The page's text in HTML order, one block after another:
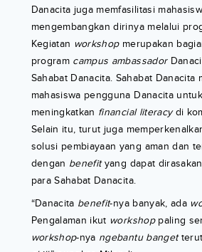
Danacita juga memfasilitasi
mengembangkan dirinya melalui
Kegiatan workshop merupakan
program campus ambassador
Sahabat Danacita. Sahabat Danacita
mahasiswa pengguna Danacita
meningkatkan financial literacydi
Selain itu, turut juga
solusi pembiayaan yang aman dan
dengan benefityang dapat
para Sahabat Danacita.
“Danacita benefit-nya banyak, ada
Pengalaman ikut workshoppaling
workshop-nya ngebantu banget